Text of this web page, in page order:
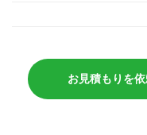
お見積もりを